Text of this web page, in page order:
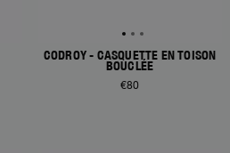
CODROY - CASQUETTE EN TOISON
BOUCLÉE
€80